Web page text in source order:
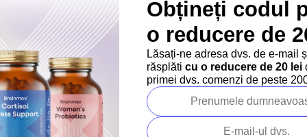
Urmărește-ne pe rețelele sociale:
Peste 200.000 de recenzii verificate Produsele noastre sunt
Obțineți codul
o reducere de
Lăsați-ne adresa dvs. de e-mail
răsplăti cu o reducere de 20 lei
primei dvs. comenzi de peste